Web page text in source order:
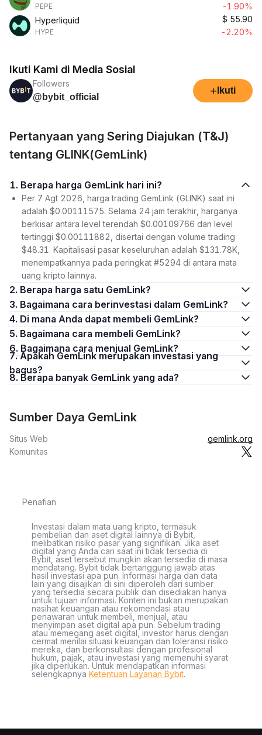
PEPE
-1.90%
Hyperliquid
HYPE
$ 55.90
-2.20%
Ikuti Kami di Media Sosial
Followers
@bybit_official
+ Ikuti
Pertanyaan yang Sering Diajukan (T&J)
tentang GLINK(GemLink)
1. Berapa harga GemLink hari ini?
Per 7 Agt 2026, harga trading GemLink (GLINK) saat ini
adalah $0.00111575. Selama 24 jam terakhir, harganya
berkisar antara level terendah $0.00109766 dan level
tertinggi $0.00111882, disertai dengan volume trading
$48.31. Kapitalisasi pasar keseluruhan adalah $131.78K,
menempatkannya pada peringkat #5294 di antara mata
uang kripto lainnya.
2. Berapa harga satu GemLink?
3. Bagaimana cara berinvestasi dalam GemLink?
4. Di mana Anda dapat membeli GemLink?
5. Bagaimana cara membeli GemLink?
6. Bagaimana cara menjual GemLink?
7. Apakah GemLink merupakan investasi yang
bagus?
8. Berapa banyak GemLink yang ada?
Sumber Daya GemLink
Situs Web
gemlink.org
Komunitas
Penafian
Investasi dalam mata uang kripto, termasuk
pembelian dan aset digital lainnya di Bybit,
melibatkan risiko pasar yang signifikan. Jika aset
digital yang Anda cari saat ini tidak tersedia di
Bybit, aset tersebut mungkin akan tersedia di masa
mendatang. Bybit tidak bertanggung jawab atas
hasil investasi apa pun. Informasi harga dan data
lain yang disajikan di sini diperoleh dari sumber
yang tersedia secara publik dan disediakan hanya
untuk tujuan informasi. Konten ini bukan merupakan
nasihat keuangan atau rekomendasi atau
penawaran untuk membeli, menjual, atau
menyimpan aset digital apa pun. Sebelum trading
atau memegang aset digital, investor harus dengan
cermat menilai situasi keuangan dan toleransi risiko
mereka, dan berkonsultasi dengan profesional
hukum, pajak, atau investasi yang memenuhi syarat
jika diperlukan. Untuk mendapatkan informasi
selengkapnya Ketentuan Layanan Bybit.